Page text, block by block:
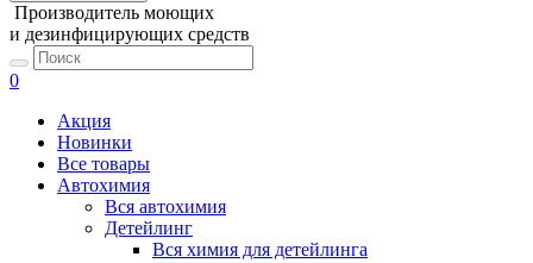
Производитель моющих
и дезинфицирующих средств
0
Акция
Новинки
Все товары
Автохимия
Вся автохимия
Детейлинг
Вся химия для детейлинга